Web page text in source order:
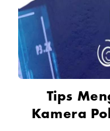
Tips
Kamera